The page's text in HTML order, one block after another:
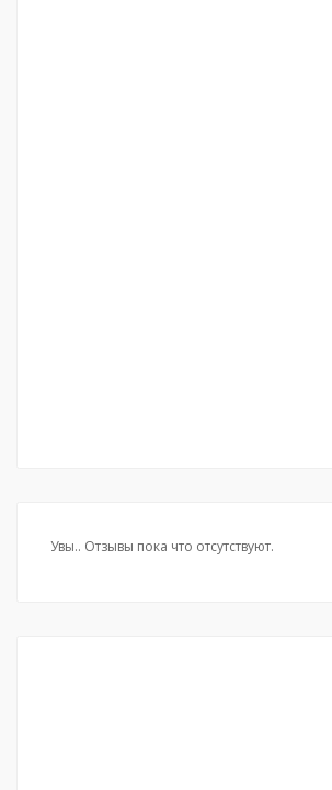
Увы.. Отзывы пока что отсутствуют.